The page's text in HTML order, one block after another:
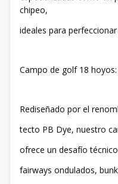
chipeo,
ideales para
Campo de golf 18 hoyos:
Rediseñado por el
tecto PB Dye, nuestro
ofrece un desafío
fairways ondulados,